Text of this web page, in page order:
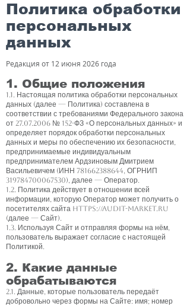
Политика обработки
персональных
данных
Редакция от 12 июня 2026 года
1. Общие положения
1.1. Настоящая политика обработки персональных
данных (далее — Политика) составлена в
соответствии с требованиями Федерального закона
от 27.07.2006 № 152-ФЗ «О персональных данных» и
определяет порядок обработки персональных
данных и меры по обеспечению их безопасности,
предпринимаемые индивидуальным
предпринимателем Ардзиновым Дмитрием
Васильевичем (ИНН 781662388644, ОГРНИП
319784700067530), далее — Оператор.
1.2. Политика действует в отношении всей
информации, которую Оператор может получить о
посетителях сайта https://audit-market.ru
(далее — Сайт).
1.3. Используя Сайт и отправляя формы на нём,
пользователь выражает согласие с настоящей
Политикой.
2. Какие данные
обрабатываются
2.1. Данные, которые пользователь передаёт
добровольно через формы на Сайте: имя; номер